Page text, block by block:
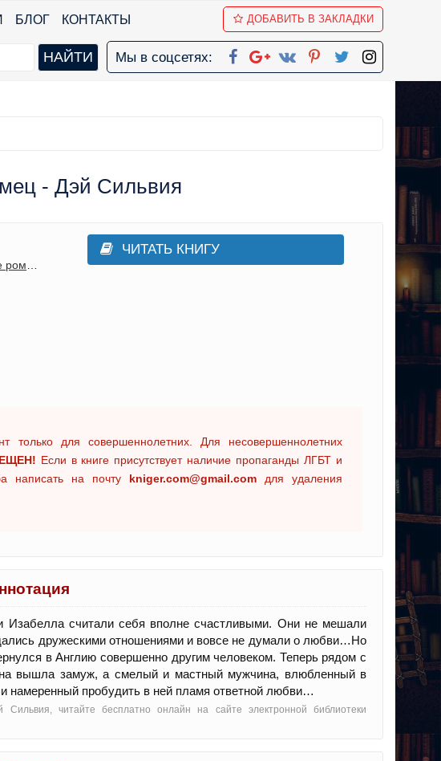
БЛОГ КОНТАКТЫ ДОБАВИТЬ В ЗАКЛАДКИ
Мы в соцсетях:
- Дэй Сильвия
ЧИТАТЬ КНИГУ
только для совершеннолетних. Для несовершеннолетних
Если в книге присутствует наличие пропаганды ЛГБТ и
написать на почту kniger.com@gmail.com для удаления
Изабелла считали себя вполне счастливыми. Они не мешали
дружескими отношениями и вовсе не думали о любви…Но
в Англию совершенно другим человеком. Теперь рядом с
вышла замуж, а смелый и мастный мужчина, влюбленный в
намеренный пробудить в ней пламя ответной любви…
читайте бесплатно онлайн на сайте электронной библиотеки